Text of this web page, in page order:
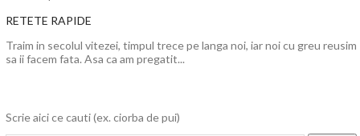
RETETE RAPIDE
Traim in secolul vitezei, timpul trece pe langa noi, iar noi cu greu reusim
sa ii facem fata. Asa ca am pregatit...
Scrie aici ce cauti (ex. ciorba de pui)